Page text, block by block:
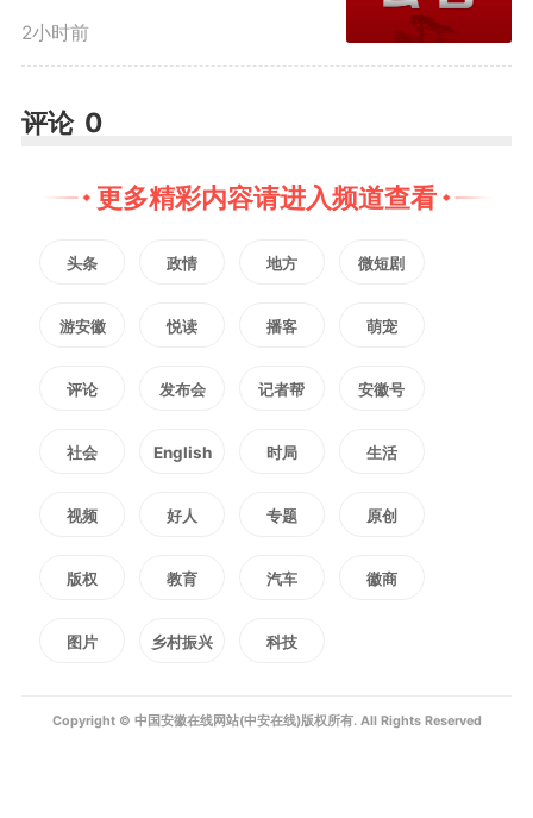
AI在建筑设备自动诊断、智能运
行、自主优化等方面的应用，推动
用能设备的自动智能调节和绿色低
碳运行，提升公共建筑智慧运维水
平。
运用计算机视觉技术，对高空
抛物、电动车入楼、消防通道占用
等安全隐患进行智能识别与实时报
警，提升社区安全管理水平。推
广“AI+空中成像”“AI+多模态交
对独居老人、未成年人、残疾人等
2小时前
评论 0
更多精彩内容请进入频道查看
头条 政情 地方 微短剧
游安徽 悦读 播客 萌宠
评论 发布会 记者帮 安徽号
社会 English 时局 生活
视频 好人 专题 原创
版权 教育 汽车 徽商
图片 乡村振兴 科技
Copyright © 中国安徽在线网站(中安在线)版权所有. All Rights Reserved